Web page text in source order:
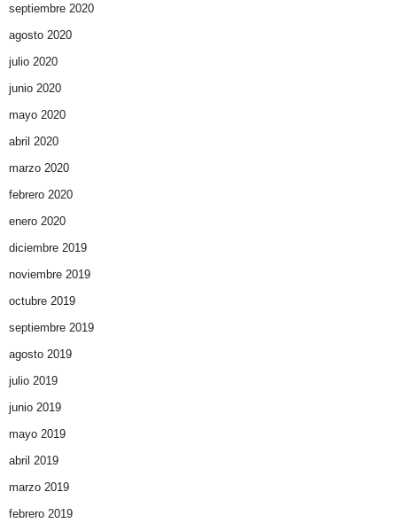
septiembre 2020
agosto 2020
julio 2020
junio 2020
mayo 2020
abril 2020
marzo 2020
febrero 2020
enero 2020
diciembre 2019
noviembre 2019
octubre 2019
septiembre 2019
agosto 2019
julio 2019
junio 2019
mayo 2019
abril 2019
marzo 2019
febrero 2019